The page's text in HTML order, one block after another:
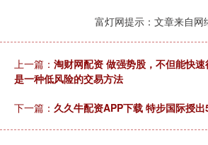
富灯网提示：文章来自网
上一篇： 淘财网配资 做强势股，不但能快
是一种低风险的交易方法
下一篇： 久久牛配资APP下载 特步国际授